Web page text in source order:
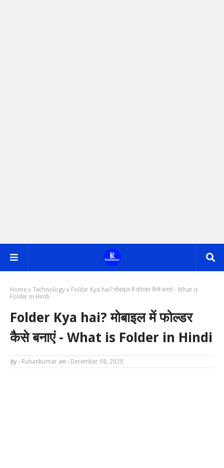
Home Technology
Folder Kya hai? मोबाइल में फोल्डर कैसे बनाएं - What is
Folder in Hindi
Folder Kya hai? मोबाइल में फोल्डर
कैसे बनाएं - What is Folder in Hindi
by - Ruhankumar on - December 08, 2020